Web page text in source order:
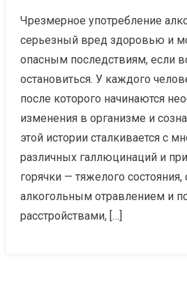
Чрезмерное употребление
серьезный вред здоровью и
опасным последствиям, если
остановиться. У каждого
после которого начинаются
изменения в организме и
этой истории сталкивается с
различных галлюцинаций и
горячки — тяжелого состояния,
алкогольным отравлением и
расстройствами, […]